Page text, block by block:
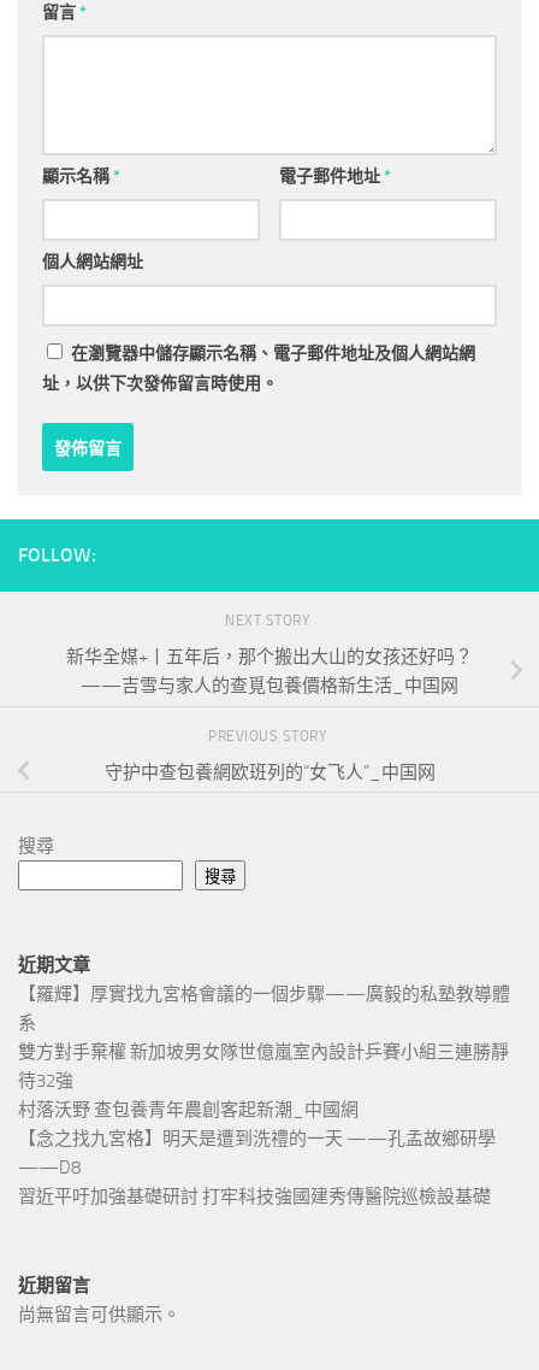
留言*
顯示名稱* 電子郵件地址*
個人網站網址
在瀏覽器中儲存顯示名稱、電子郵件地址及個人網站網
址，以供下次發佈留言時使用。
FOLLOW:
NEXT STORY
新华全媒+丨五年后，那个搬出大山的女孩还好吗？
——吉雪与家人的查覓包養價格新生活_中国网
PREVIOUS STORY
守护中查包養網欧班列的“女飞人”_中国网
搜尋
搜尋
近期文章
【羅輝】厚實找九宮格會議的一個步驟——廣毅的私塾教導體
系
雙方對手棄權 新加坡男女隊世億嵐室內設計乒賽小組三連勝靜
待32強
村落沃野 查包養青年農創客起新潮_中國網
【念之找九宮格】明天是遭到洗禮的一天 ——孔孟故鄉研學
——D8
習近平吁加強基礎研討 打牢科技強國建秀傳醫院巡檢設基礎
近期留言
尚無留言可供顯示。